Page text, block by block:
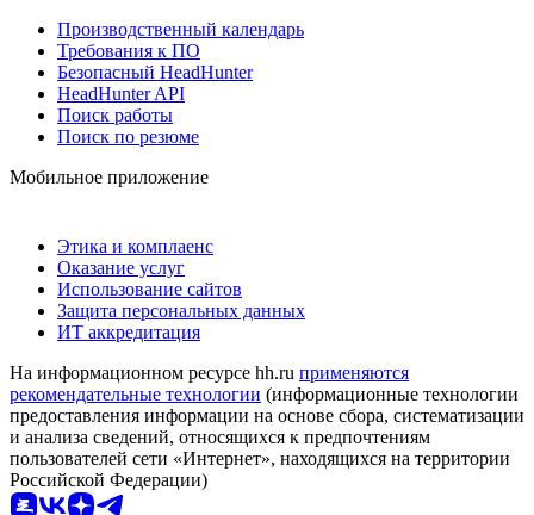
Производственный календарь
Требования к ПО
Безопасный HeadHunter
HeadHunter API
Поиск работы
Поиск по резюме
Мобильное приложение
Этика и комплаенс
Оказание услуг
Использование сайтов
Защита персональных данных
ИТ аккредитация
На информационном ресурсе hh.ru применяются
рекомендательные технологии (информационные технологии
предоставления информации на основе сбора, систематизации
и анализа сведений, относящихся к предпочтениям
пользователей сети «Интернет», находящихся на территории
Российской Федерации)